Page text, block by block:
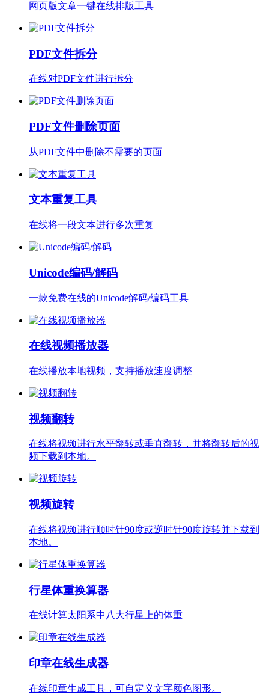
网页版文章一键在线排版工具
PDF文件拆分
在线对PDF文件进行拆分
PDF文件删除页面
从PDF文件中删除不需要的页面
文本重复工具
在线将一段文本进行多次重复
Unicode编码/解码
一款免费在线的Unicode解码/编码工具
在线视频播放器
在线播放本地视频，支持播放速度调整
视频翻转
在线将视频进行水平翻转或垂直翻转，并将翻转后的视
频下载到本地。
视频旋转
在线将视频进行顺时针90度或逆时针90度旋转并下载到
本地。
行星体重换算器
在线计算太阳系中八大行星上的体重
印章在线生成器
在线印章生成工具，可自定义文字颜色图形。